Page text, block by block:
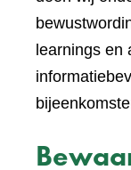
learnings en